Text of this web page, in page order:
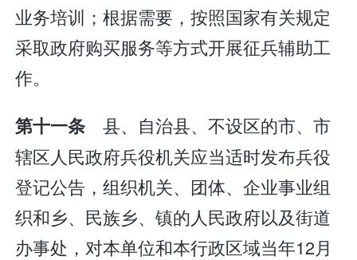
业务培训；根据需要，按照国家有关规定
采取政府购买服务等方式开展征兵辅助工
作。
第十一条 县、自治县、不设区的市、市
辖区人民政府兵役机关应当适时发布兵役
登记公告，组织机关、团体、企业事业组
织和乡、民族乡、镇的人民政府以及街道
办事处，对本单位和本行政区域当年12月